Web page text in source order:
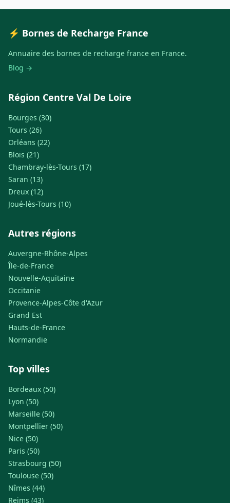
⚡ Bornes de Recharge France
Annuaire des bornes de recharge france en France.
Blog →
Région Centre Val De Loire
Bourges (30)
Tours (26)
Orléans (22)
Blois (21)
Chambray-lès-Tours (17)
Saran (13)
Dreux (12)
Joué-lès-Tours (10)
Autres régions
Auvergne-Rhône-Alpes
Île-de-France
Nouvelle-Aquitaine
Occitanie
Provence-Alpes-Côte d'Azur
Grand Est
Hauts-de-France
Normandie
Top villes
Bordeaux (50)
Lyon (50)
Marseille (50)
Montpellier (50)
Nice (50)
Paris (50)
Strasbourg (50)
Toulouse (50)
Nîmes (44)
Reims (43)